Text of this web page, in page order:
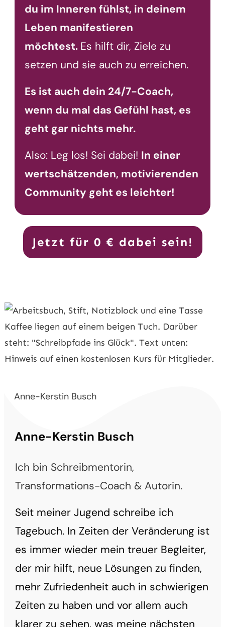
du im Inneren fühlst, in deinem
Leben manifestieren
möchtest. Es hilft dir, Ziele zu
setzen und sie auch zu erreichen.
Es ist auch dein 24/7-Coach,
wenn du mal das Gefühl hast, es
geht gar nichts mehr.
Also: Leg los! Sei dabei! In einer
wertschätzenden, motivierenden
Community geht es leichter!
Jetzt für 0 € dabei sein!
Anne-Kerstin Busch
Anne-Kerstin Busch
Ich bin Schreibmentorin,
Transformations-Coach & Autorin.
Seit meiner Jugend schreibe ich
Tagebuch. In Zeiten der Veränderung ist
es immer wieder mein treuer Begleiter,
der mir hilft, neue Lösungen zu finden,
mehr Zufriedenheit auch in schwierigen
Zeiten zu haben und vor allem auch
klarer zu sehen, was meine nächsten